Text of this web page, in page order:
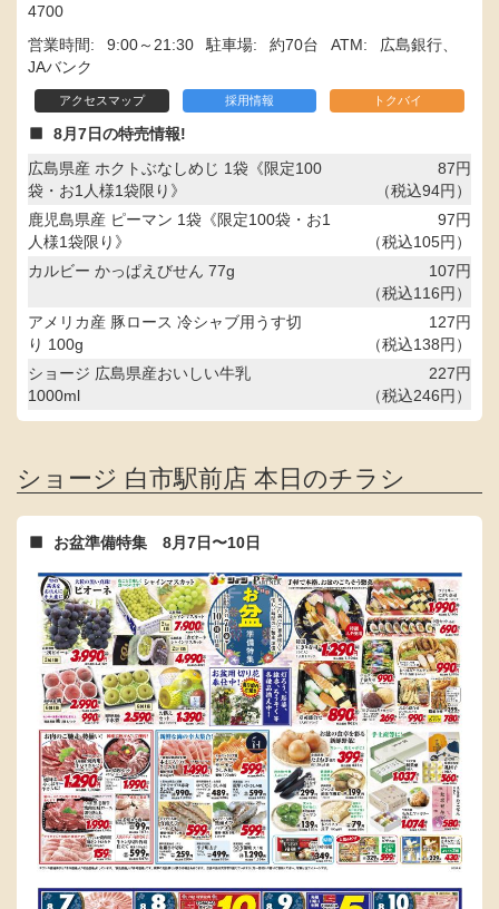
4700
営業時間
9:00～21:30 駐車場 約70台 ATM
広島銀行、
JAバンク
アクセスマップ 採用情報 トクバイ
8月7日の特売情報!
広島県産 ホクトぶなしめじ 1袋《限定100
袋・お1人様1袋限り》
87円
（税込94円）
鹿児島県産 ピーマン 1袋《限定100袋・お1
人様1袋限り》
97円
（税込105円）
カルビー かっぱえびせん 77g
107円
（税込116円）
アメリカ産 豚ロース 冷シャブ用うす切
り 100g
127円
（税込138円）
ショージ 広島県産おいしい牛乳
1000ml
227円
（税込246円）
ショージ 白市駅前店 本日のチラシ
お盆準備特集 8月7日〜10日